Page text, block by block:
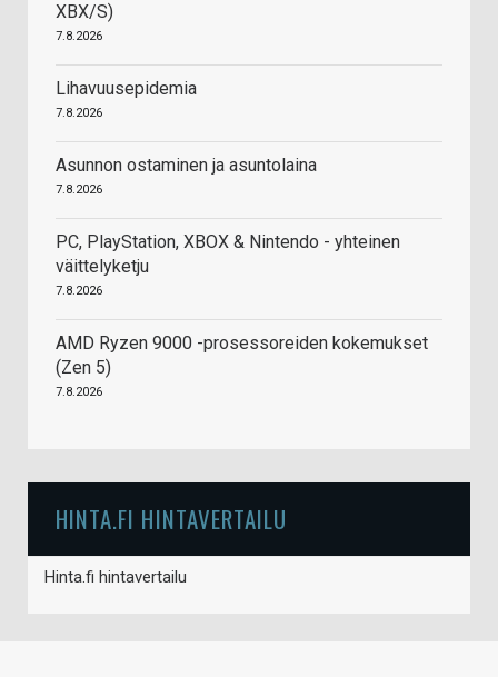
XBX/S)
7.8.2026
Lihavuusepidemia
7.8.2026
Asunnon ostaminen ja asuntolaina
7.8.2026
PC, PlayStation, XBOX & Nintendo - yhteinen
väittelyketju
7.8.2026
AMD Ryzen 9000 -prosessoreiden kokemukset
(Zen 5)
7.8.2026
HINTA.FI HINTAVERTAILU
Hinta.fi hintavertailu